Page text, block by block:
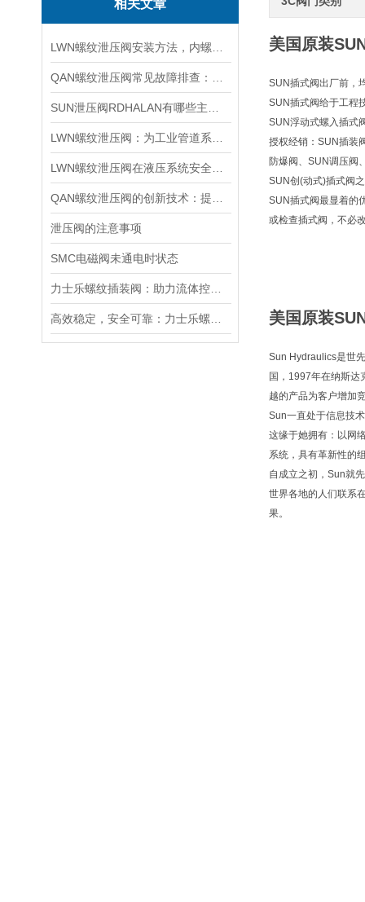
相关文章
泄压阀的注意事项
SMC电磁阀未通电时状态
美国原装
SUN插式阀出厂前，
SUN插式阀给于工程
SUN浮动式螺入插
授权经销：SUN插装
防爆阀、SUN调压阀
SUN创(动式)插式阀
SUN插式阀最显着的
或检查插式阀，不必
美国原装
Sun Hydraulics是世
国，1997年在纳斯达
越的产品为客户增加
Sun一直处于信息技
这缘于她拥有：以网
系统，具有革新性的
自成立之初，Sun就
世界各地的人们联系
果。